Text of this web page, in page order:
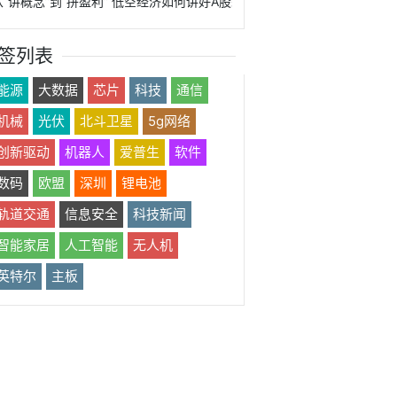
列表
源 大数据 芯片 科技
通信
械
光伏 北斗卫星
5g网络
新驱动
机器人 爱普生
软件
码
欧盟 深圳
锂电池
道交通
信息安全
科技新闻
能家居
人工智能
无人机
特尔
主板